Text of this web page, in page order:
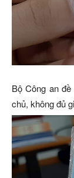
Bộ Công an
chủ, không đủ